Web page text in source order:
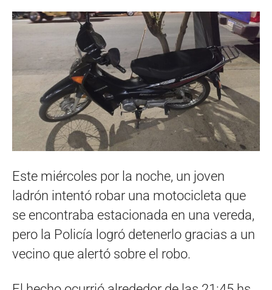
Este miércoles por la noche, un joven
ladrón intentó robar una motocicleta que
se encontraba estacionada en una vereda,
pero la Policía logró detenerlo gracias a un
vecino que alertó sobre el robo.